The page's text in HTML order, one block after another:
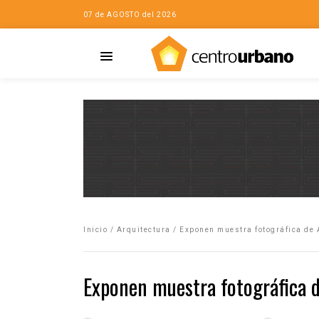
07 de AGOSTO del 2026
Inicio / Arquitectura / Exponen muestra fotográfica
Exponen muestra fotográfica